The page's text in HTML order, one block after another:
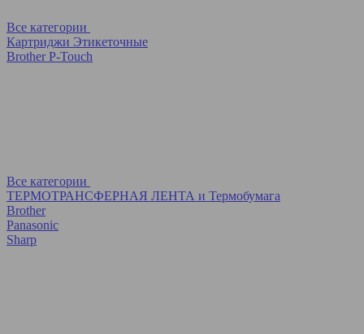
Все категории
Картриджи Этикеточные
Brother P-Touch
Все категории
ТЕРМОТРАНСФЕРНАЯ ЛЕНТА и Термобумага
Brother
Panasonic
Sharp